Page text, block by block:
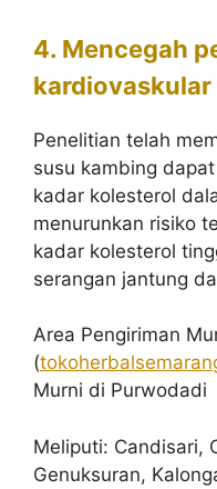
4. Mencegah
kardiovaskular
Penelitian telah
susu kambing
kadar kolesterol
menurunkan risiko
kadar kolesterol
serangan jantung
Area Pengiriman
(
Murni di Purwodadi
Meliputi: Candisari,
Genuksuran,